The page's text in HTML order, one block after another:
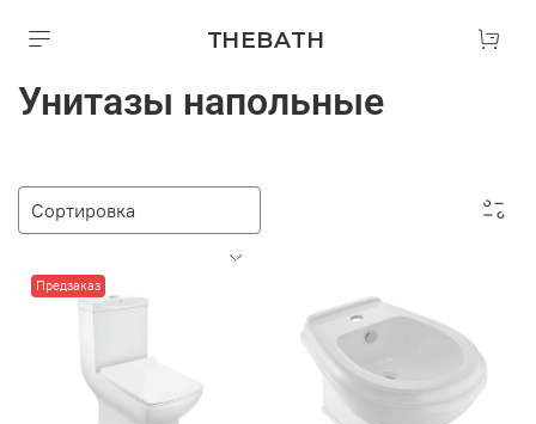
THEBATH
Унитазы напольные
Предзаказ